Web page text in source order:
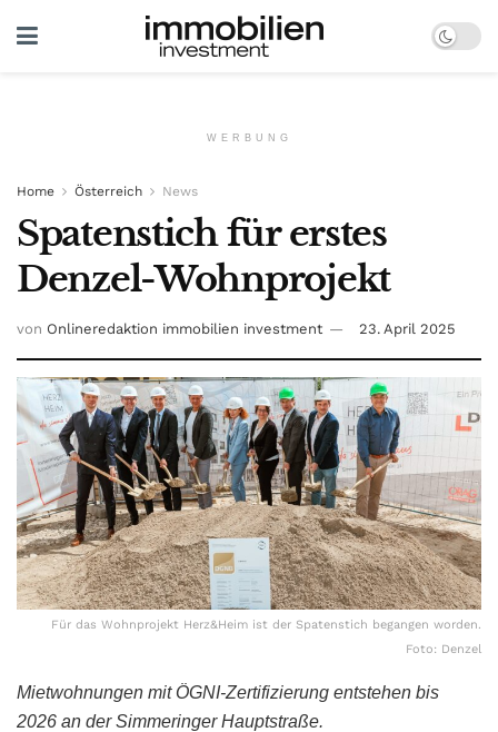
WERBUNG
Home Österreich News
Spatenstich für erstes
Denzel-Wohnprojekt
von Onlineredaktion immobilien investment 23. April 2025
Für das Wohnprojekt Herz&Heim ist der Spatenstich begangen worden.
Foto: Denzel
Mietwohnungen mit ÖGNI-Zertifizierung entstehen bis
2026 an der Simmeringer Hauptstraße.